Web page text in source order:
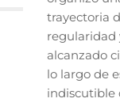
trayectoria
regularidad
alcanzado
lo largo de
indiscutible